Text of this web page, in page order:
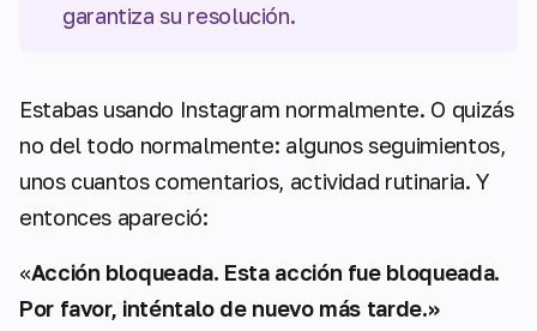
garantiza su resolución.
Estabas usando Instagram normalmente. O quizás
no del todo normalmente: algunos seguimientos,
unos cuantos comentarios, actividad rutinaria. Y
entonces apareció:
«Acción bloqueada. Esta acción fue bloqueada.
Por favor, inténtalo de nuevo más tarde.»